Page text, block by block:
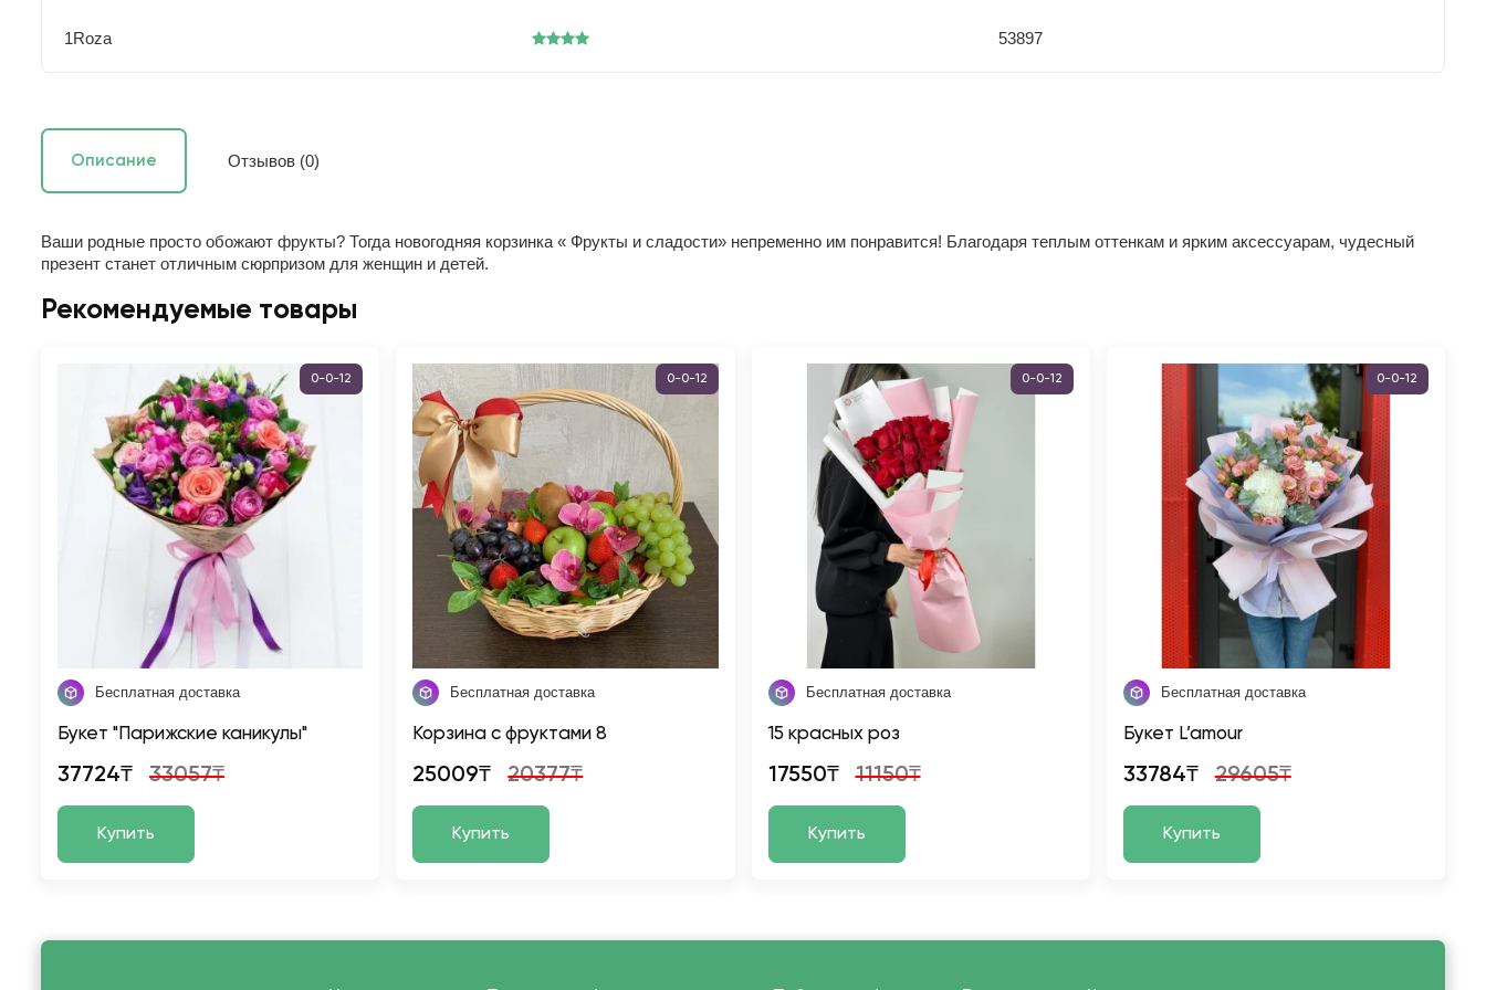
1Roza 53897
Описание Отзывов (0)
Ваши родные просто обожают фрукты? Тогда новогодняя корзинка « Фрукты и сладости» непременно им понравится! Благодаря теплым оттенкам и ярким аксессуарам, чудесный
презент станет отличным сюрпризом для женщин и детей.
Рекомендуемые товары
0-0-12
Бесплатная доставка
Букет "Парижские каникулы"
37724₸ 33057₸
Купить
0-0-12
Бесплатная доставка
Корзина с фруктами 8
25009₸ 20377₸
Купить
0-0-12
Бесплатная доставка
15 красных роз
17550₸ 11150₸
Купить
0-0-12
Бесплатная доставка
Букет L’amour
33784₸ 29605₸
Купить